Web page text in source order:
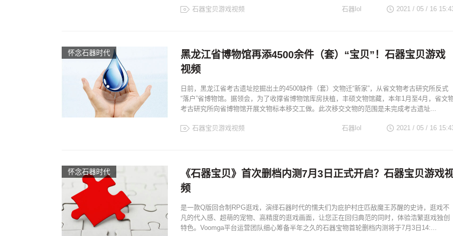
石器宝贝游戏视频 2021 / 05 / 16
石器lol
怀念石器时代
黑龙江省博物馆再添4500余件（套）“宝贝”！石器宝贝游戏
视频
日前，黑龙江省考古遗址挖掘出土的4500缺件（套）文物迁“新家”，从省文物考古研究所反式
“落户”省博物馆。据领会，为了收撑省博物馆库房扶植，丰硕文物馆藏，本年1月至4月，省文
考古研究所向省博物馆开展文物标本移交工做。此次移交文物的范围是未完成考古遗址...
石器宝贝游戏视频 2021 / 05 / 16
石器lol
怀念石器时代
《石器宝贝》首次删档内测7月3日正式开启？石器宝贝游戏
频
是一款Q版回合制RPG逛戏，演绎石器时代的懦夫们为庇护村庄匹敌魔王苏醒的史诗，逛戏不
凡的代入感、超萌的宠物、高精度的逛戏画面，让您正在回归典范的同时，体验浩繁逛戏独创
特色。Voomga平台运营团队细心筹备半年之久的石器宝物首轮删档内测将于7月3日14:...